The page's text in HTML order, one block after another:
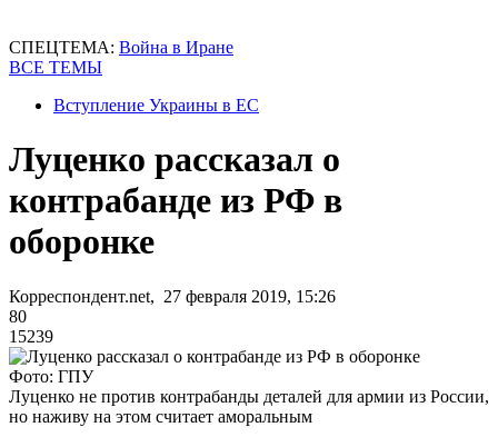
СПЕЦТЕМА: Война в Иране
ВСЕ ТЕМЫ
Вступление Украины в ЕС
Луценко рассказал о
контрабанде из РФ в
оборонке
Корреспондент.net, 27 февраля 2019, 15:26
80
15239
Фото: ГПУ
Луценко не против контрабанды деталей для армии из России,
но наживу на этом считает аморальным